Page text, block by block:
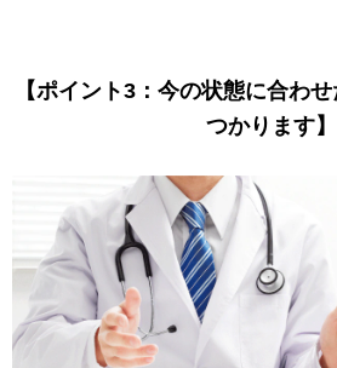
【ポイント3：今の状態に合わ
つかります】